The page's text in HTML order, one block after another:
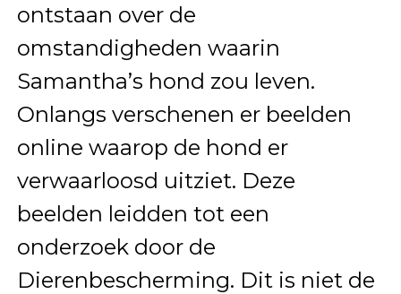
ontstaan over de
omstandigheden waarin
Samantha’s hond zou leven.
Onlangs verschenen er beelden
online waarop de hond er
verwaarloosd uitziet. Deze
beelden leidden tot een
onderzoek door de
Dierenbescherming. Dit is niet de